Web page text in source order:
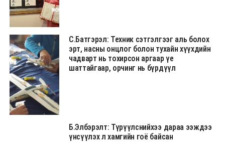
С.Батгэрэл: Техник сэтгэлгээг аль болох
эрт, насны онцлог болон тухайн хүүхдийн
чадварт нь тохирсон аргаар үе
шаттайгаар, орчинг нь бүрдүүл
Б.Элбэрэлт: Түрүүлснийхээ дараа ээждээ
үнсүүлэх л хамгийн гоё байсан